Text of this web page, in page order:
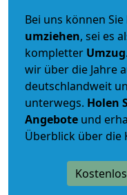
Bei uns können Sie
umziehen, sei es
kompletter Umzug
wir über die Jahre
deutschlandweit
unterwegs. Holen
Angebote und
Überblick über die